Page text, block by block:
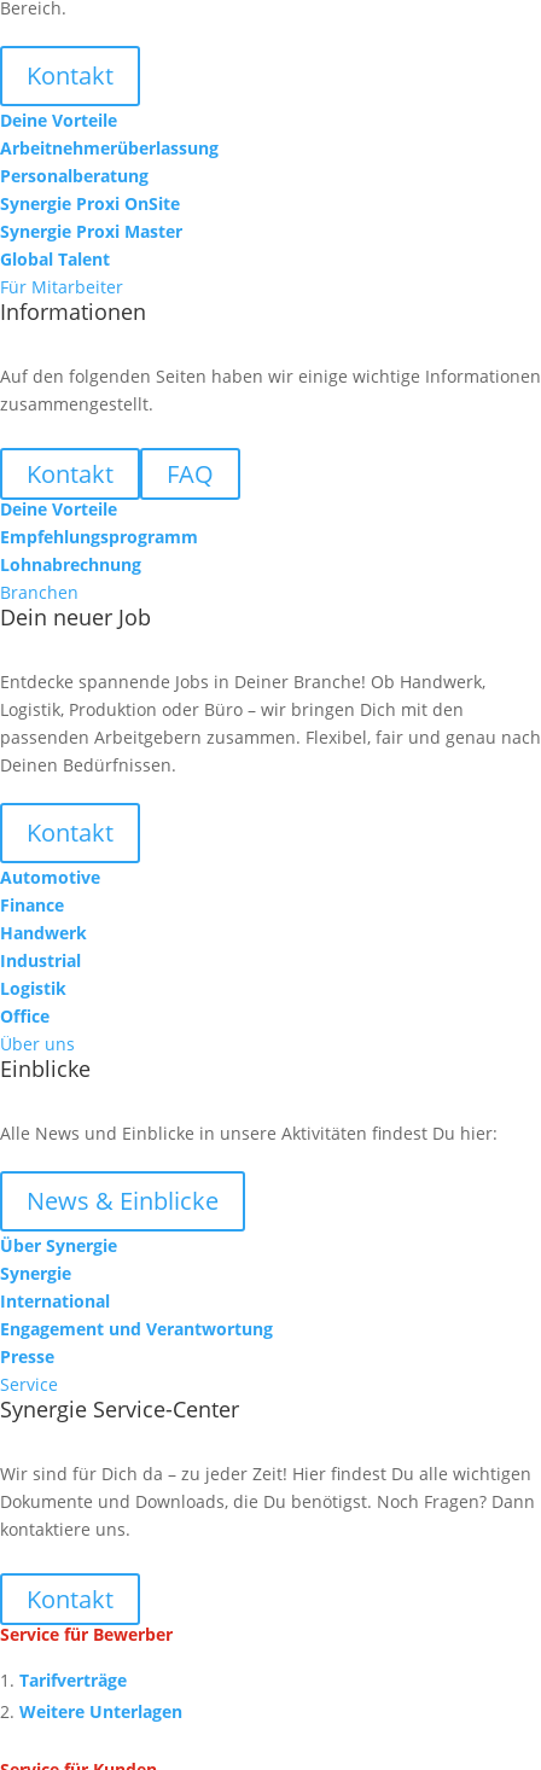
Bereich.
Kontakt
Deine Vorteile
Arbeitnehmerüberlassung
Personalberatung
Synergie Proxi OnSite
Synergie Proxi Master
Global Talent
Für Mitarbeiter
Informationen
Auf den folgenden Seiten haben wir einige wichtige Informationen
zusammengestellt.
Kontakt FAQ
Deine Vorteile
Empfehlungsprogramm
Lohnabrechnung
Branchen
Dein neuer Job
Entdecke spannende Jobs in Deiner Branche! Ob Handwerk,
Logistik, Produktion oder Büro – wir bringen Dich mit den
passenden Arbeitgebern zusammen. Flexibel, fair und genau nach
Deinen Bedürfnissen.
Kontakt
Automotive
Finance
Handwerk
Industrial
Logistik
Office
Über uns
Einblicke
Alle News und Einblicke in unsere Aktivitäten findest Du hier:
News & Einblicke
Über Synergie
Synergie
International
Engagement und Verantwortung
Presse
Service
Synergie Service-Center
Wir sind für Dich da – zu jeder Zeit! Hier findest Du alle wichtigen
Dokumente und Downloads, die Du benötigst. Noch Fragen? Dann
kontaktiere uns.
Kontakt
Service für Bewerber
Tarifverträge
Weitere Unterlagen